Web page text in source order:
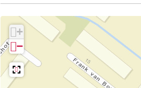
+
−